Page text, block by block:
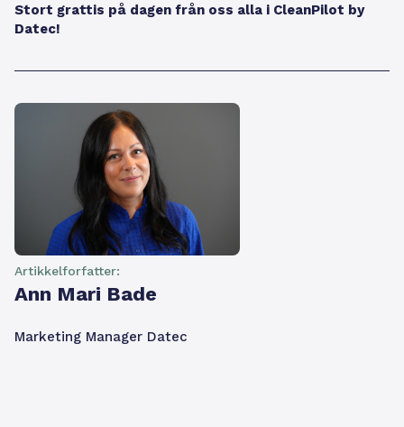
Stort grattis på dagen från oss alla i CleanPilot by
Datec!
Artikkelforfatter:
Ann Mari Bade
Marketing Manager Datec